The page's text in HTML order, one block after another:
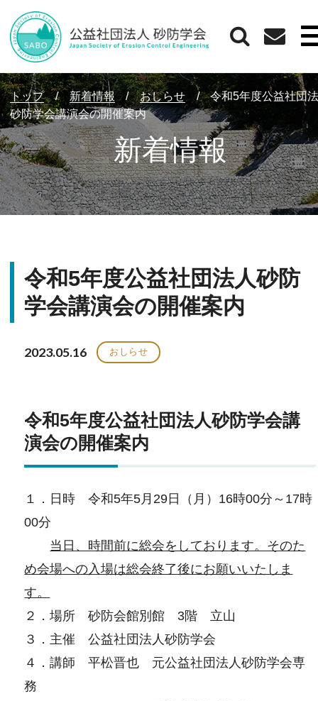
新着情報
トップ / 新着情報 / おしらせ /
令和5年度公益社団
砂防学会講演会の開催案内
令和5年度公益社団法人砂防
学会講演会の開催案内
2023.05.16 おしらせ
令和5年度公益社団法人砂防学会講
演会の開催案内
１．日時 令和5年5月29日（月）16時00分～17時
00分
当日、時間前に総会をしております。そのた
め会場への入場は総会終了後にお願いいたしま
す。
２．場所 砂防会館別館 3階 立山
３．主催 公益社団法人砂防学会
４．講師 平松晋也 元公益社団法人砂防学会専
務